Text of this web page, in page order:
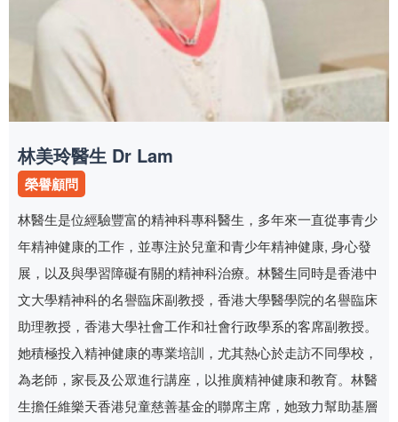
林美玲醫生 Dr Lam
榮譽顧問
林醫生是位經驗豐富的精神科專科醫生，多年來一直從事青少
年精神健康的工作，並專注於兒童和青少年精神健康, 身心發
展，以及與學習障礙有關的精神科治療。林醫生同時是香港中
文大學精神科的名譽臨床副教授，香港大學醫學院的名譽臨床
助理教授，香港大學社會工作和社會行政學系的客席副教授。
她積極投入精神健康的專業培訓，尤其熱心於走訪不同學校，
為老師，家長及公眾進行講座，以推廣精神健康和教育。林醫
生擔任維樂天香港兒童慈善基金的聯席主席，她致力幫助基層